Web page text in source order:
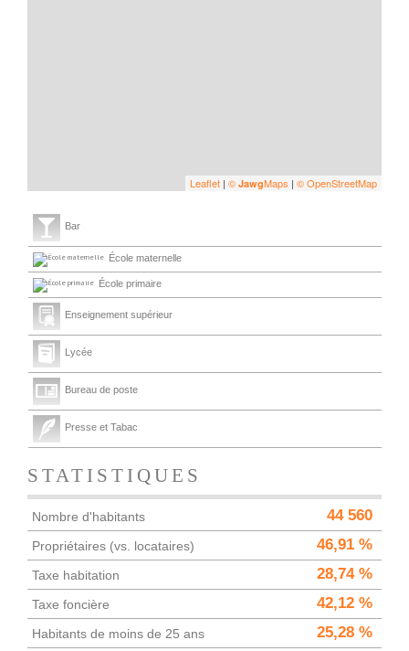
Leaflet | © JawgMaps | © OpenStreetMap
Bar
École maternelle
École primaire
Enseignement supérieur
Lycée
Bureau de poste
Presse et Tabac
STATISTIQUES
Nombre d'habitants 44 560
Propriétaires (vs. locataires) 46,91 %
Taxe habitation 28,74 %
Taxe foncière 42,12 %
Habitants de moins de 25 ans 25,28 %